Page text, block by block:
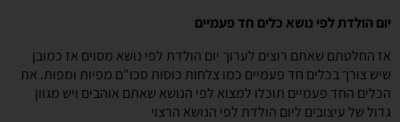
יום הולדת לפי נושא כלים חד פעמיים
אז החלטתם שאתם רוצים לערוך יום הולדת לפי נושא מסוים אז כמובן
שיש צורך בכלים חד פעמיים כמו צלחות כוסות סכו"ם מפיות ומפות. את
הכלים החד פעמיים תוכלו למצוא לפי הנושא שאתם אוהבים ויש מגוון
גדול של עיצובים ליום הולדת לפי הנושא הרצוי